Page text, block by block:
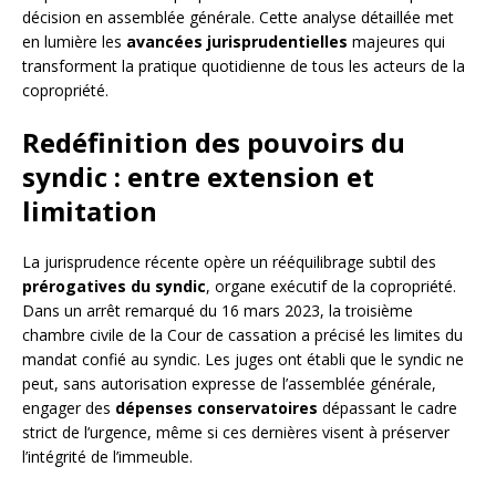
décision en assemblée générale. Cette analyse détaillée met
en lumière les avancées jurisprudentielles majeures qui
transforment la pratique quotidienne de tous les acteurs de la
copropriété.
Redéfinition des pouvoirs du
syndic : entre extension et
limitation
La jurisprudence récente opère un rééquilibrage subtil des
prérogatives du syndic, organe exécutif de la copropriété.
Dans un arrêt remarqué du 16 mars 2023, la troisième
chambre civile de la Cour de cassation a précisé les limites du
mandat confié au syndic. Les juges ont établi que le syndic ne
peut, sans autorisation expresse de l’assemblée générale,
engager des dépenses conservatoires dépassant le cadre
strict de l’urgence, même si ces dernières visent à préserver
l’intégrité de l’immeuble.